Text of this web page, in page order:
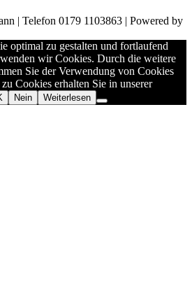
| Telefon 0179 1103863 | Powered by
optimal zu gestalten und fortlaufend
wir Cookies. Durch die weitere
Sie der Verwendung von Cookies
Cookies erhalten Sie in unserer
Nein Weiterlesen